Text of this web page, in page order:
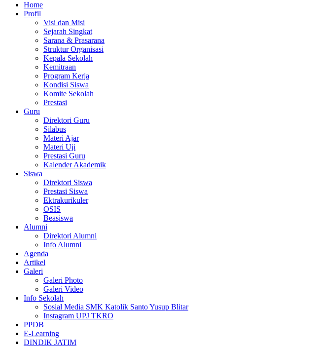
Home
Profil
Visi dan Misi
Sejarah Singkat
Sarana & Prasarana
Struktur Organisasi
Kepala Sekolah
Kemitraan
Program Kerja
Kondisi Siswa
Komite Sekolah
Prestasi
Guru
Direktori Guru
Silabus
Materi Ajar
Materi Uji
Prestasi Guru
Kalender Akademik
Siswa
Direktori Siswa
Prestasi Siswa
Ektrakurikuler
OSIS
Beasiswa
Alumni
Direktori Alumni
Info Alumni
Agenda
Artikel
Galeri
Galeri Photo
Galeri Video
Info Sekolah
Sosial Media SMK Katolik Santo Yusup Blitar
Instagram UPJ TKRO
PPDB
E-Learning
DINDIK JATIM